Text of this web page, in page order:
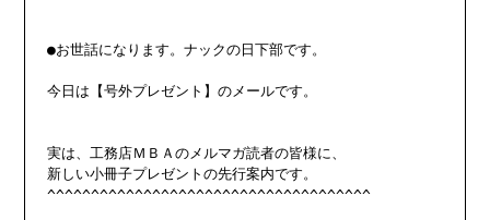
●お世話になります。ナックの日下部です。
今日は【号外プレゼント】のメールです。
実は、工務店ＭＢＡのメルマガ読者の皆様に、
新しい小冊子プレゼントの先行案内です。
^^^^^^^^^^^^^^^^^^^^^^^^^^^^^^^^^^^^^